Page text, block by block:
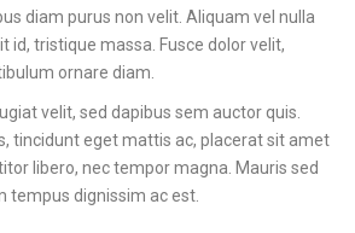
diam purus non velit. Aliquam vel nulla
id, tristique massa. Fusce dolor velit,
ornare diam.
velit, sed dapibus sem auctor quis.
tincidunt eget mattis ac, placerat sit amet
libero, nec tempor magna. Mauris sed
tempus dignissim ac est.